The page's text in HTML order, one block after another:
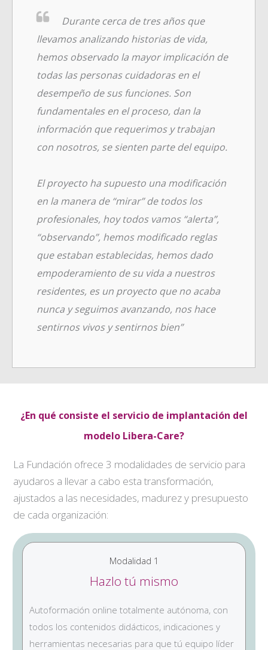
Durante cerca de tres años que
llevamos analizando historias de vida,
hemos observado la mayor implicación de
todas las personas cuidadoras en el
desempeño de sus funciones. Son
fundamentales en el proceso, dan la
información que requerimos y trabajan
con nosotros, se sienten parte del equipo.
El proyecto ha supuesto una modificación
en la manera de “mirar” de todos los
profesionales, hoy todos vamos “alerta”,
“observando”, hemos modificado reglas
que estaban establecidas, hemos dado
empoderamiento de su vida a nuestros
residentes, es un proyecto que no acaba
nunca y seguimos avanzando, nos hace
sentirnos vivos y sentirnos bien”
¿En qué consiste el servicio de implantación del
modelo Libera-Care?
La Fundación ofrece 3 modalidades de servicio para
ayudaros a llevar a cabo esta transformación,
ajustados a las necesidades, madurez y presupuesto
de cada organización:
Modalidad 1
Hazlo tú mismo
Autoformación online totalmente autónoma, con
todos los contenidos didácticos, indicaciones y
herramientas necesarias para que tú equipo líder